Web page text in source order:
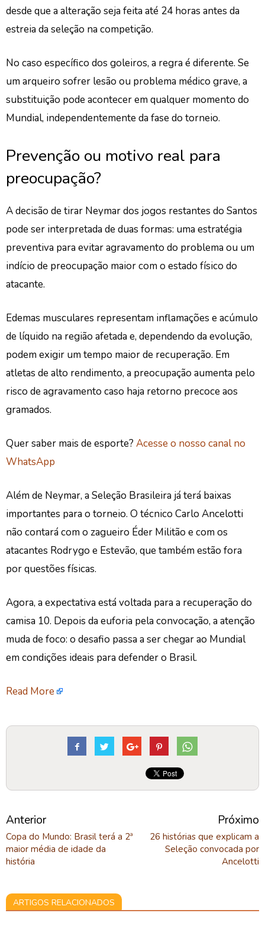
desde que a alteração seja feita até 24 horas antes da
estreia da seleção na competição.
No caso específico dos goleiros, a regra é diferente. Se
um arqueiro sofrer lesão ou problema médico grave, a
substituição pode acontecer em qualquer momento do
Mundial, independentemente da fase do torneio.
Prevenção ou motivo real para
preocupação?
A decisão de tirar Neymar dos jogos restantes do Santos
pode ser interpretada de duas formas: uma estratégia
preventiva para evitar agravamento do problema ou um
indício de preocupação maior com o estado físico do
atacante.
Edemas musculares representam inflamações e acúmulo
de líquido na região afetada e, dependendo da evolução,
podem exigir um tempo maior de recuperação. Em
atletas de alto rendimento, a preocupação aumenta pelo
risco de agravamento caso haja retorno precoce aos
gramados.
Quer saber mais de esporte? Acesse o nosso canal no
WhatsApp
Além de Neymar, a Seleção Brasileira já terá baixas
importantes para o torneio. O técnico Carlo Ancelotti
não contará com o zagueiro Éder Militão e com os
atacantes Rodrygo e Estevão, que também estão fora
por questões físicas.
Agora, a expectativa está voltada para a recuperação do
camisa 10. Depois da euforia pela convocação, a atenção
muda de foco: o desafio passa a ser chegar ao Mundial
em condições ideais para defender o Brasil.
Read More
Anterior
Copa do Mundo: Brasil terá a 2ª
maior média de idade da
história
Próximo
26 histórias que explicam a
Seleção convocada por
Ancelotti
ARTIGOS RELACIONADOS